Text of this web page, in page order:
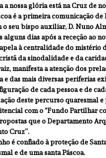
nossa glória está na Cruz de
é a primeira comunicação
o seu bispo auxiliar, D. Nuno
alguns dias após a receção ao
à centralidade do mistério
da sinodalidade e da
manifesta a atenção dos
e das mais diversas periferias
de cada pessoa e de
deste percurso quaresmal
com o “Fundo Partilhar
que o Departamento
Cruz”.
é confiado à proteção de
e de uma santa Páscoa.